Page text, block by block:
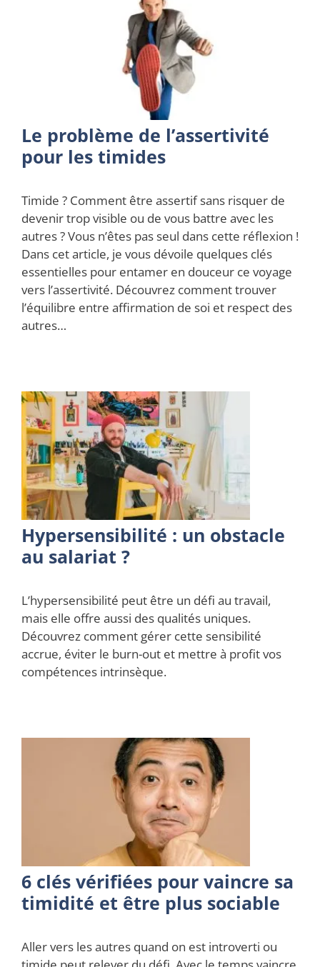
Le problème de l’assertivité
pour les timides
Timide ? Comment être assertif sans risquer de
devenir trop visible ou de vous battre avec les
autres ? Vous n’êtes pas seul dans cette réflexion !
Dans cet article, je vous dévoile quelques clés
essentielles pour entamer en douceur ce voyage
vers l’assertivité. Découvrez comment trouver
l’équilibre entre affirmation de soi et respect des
autres…
Hypersensibilité : un obstacle
au salariat ?
L’hypersensibilité peut être un défi au travail,
mais elle offre aussi des qualités uniques.
Découvrez comment gérer cette sensibilité
accrue, éviter le burn-out et mettre à profit vos
compétences intrinsèque.
6 clés vérifiées pour vaincre sa
timidité et être plus sociable
Aller vers les autres quand on est introverti ou